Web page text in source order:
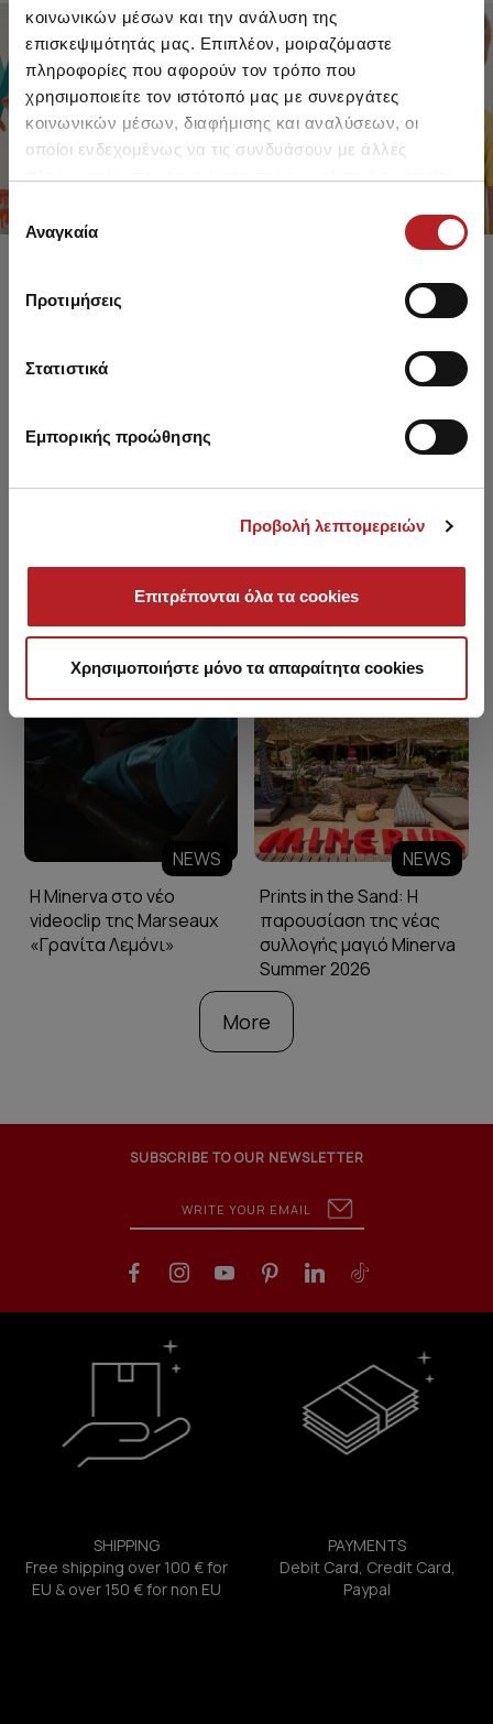
κοινωνικών μέσων και την ανάλυση της
επισκεψιμότητάς μας. Επιπλέον, μοιραζόμαστε
πληροφορίες που αφορούν τον τρόπο που
χρησιμοποιείτε τον ιστότοπό μας με συνεργάτες
κοινωνικών μέσων, διαφήμισης και αναλύσεων, οι
οποίοι ενδεχομένως να τις συνδυάσουν με άλλες
των υπηρεσιών τους.
Επιλογή
συγκατάθεσης
Αναγκαία
Προτιμήσεις
Στατιστικά
Εμπορικής προώθησης
Προβολή λεπτομερειών
Επιτρέπονται όλα τα cookies
Χρησιμοποιήστε μόνο τα απαραίτητα cookies
FOR GIRLS
UP TO -30%
SHOP SALE
FOR BOYS
UP TO -30%
SHOP SALE
Minerva Blog
NEWS
Η Minerva στο νέο
videoclip της Marseaux
«Γρανίτα Λεμόνι»
NEWS
Prints in the Sand: Η
παρουσίαση της νέας
συλλογής μαγιό Minerva
Summer 2026
More
SUBSCRIBE TO OUR NEWSLETTER
SHIPPING
Free shipping over 100 € for
EU & over 150 € for non EU
PAYMENTS
Debit Card, Credit Card,
Paypal